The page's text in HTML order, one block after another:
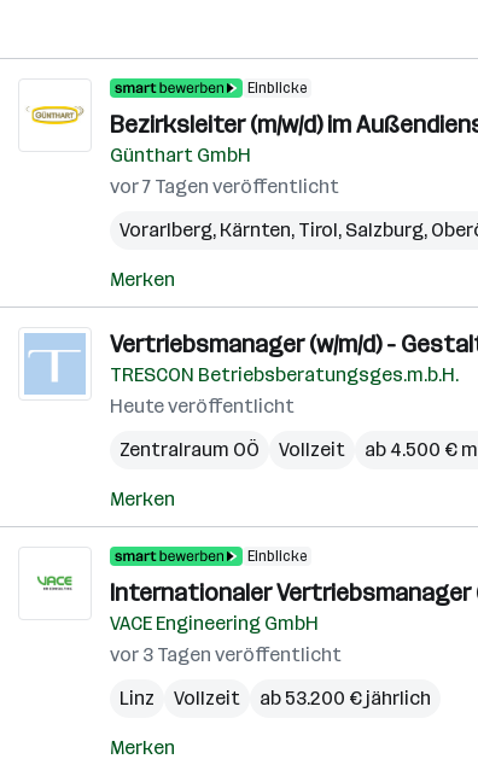
Einblicke
Bezirksleiter (m/w/d) im
Günthart GmbH
vor 7 Tagen veröffentlicht
Vorarlberg, Kärnten, Tirol, Salzburg,
Merken
Vertriebsmanager (w/m/d) -
TRESCON Betriebsberatungsges.m.b.H.
Heute veröffentlicht
Zentralraum OÖ
Vollzeit ab 4.500 €
Merken
Einblicke
Internationaler Vertriebsmanager
VACE Engineering GmbH
vor 3 Tagen veröffentlicht
Linz
Vollzeit ab 53.200 € jährlich
Merken